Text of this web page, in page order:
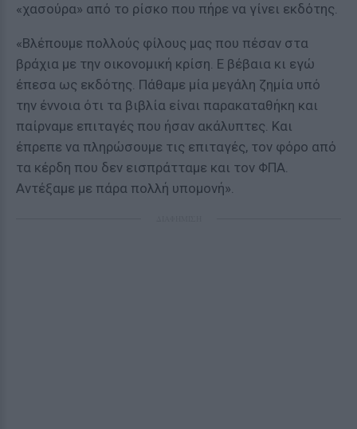
«χασούρα» από το ρίσκο που πήρε να γίνει εκδότης.
«Βλέπουμε πολλούς φίλους μας που πέσαν στα
βράχια με την οικονομική κρίση. Ε βέβαια κι εγώ
έπεσα ως εκδότης. Πάθαμε μία μεγάλη ζημία υπό
την έννοια ότι τα βιβλία είναι παρακαταθήκη και
παίρναμε επιταγές που ήσαν ακάλυπτες. Και
έπρεπε να πληρώσουμε τις επιταγές, τον φόρο από
τα κέρδη που δεν εισπράτταμε και τον ΦΠΑ.
Αντέξαμε με πάρα πολλή υπομονή».